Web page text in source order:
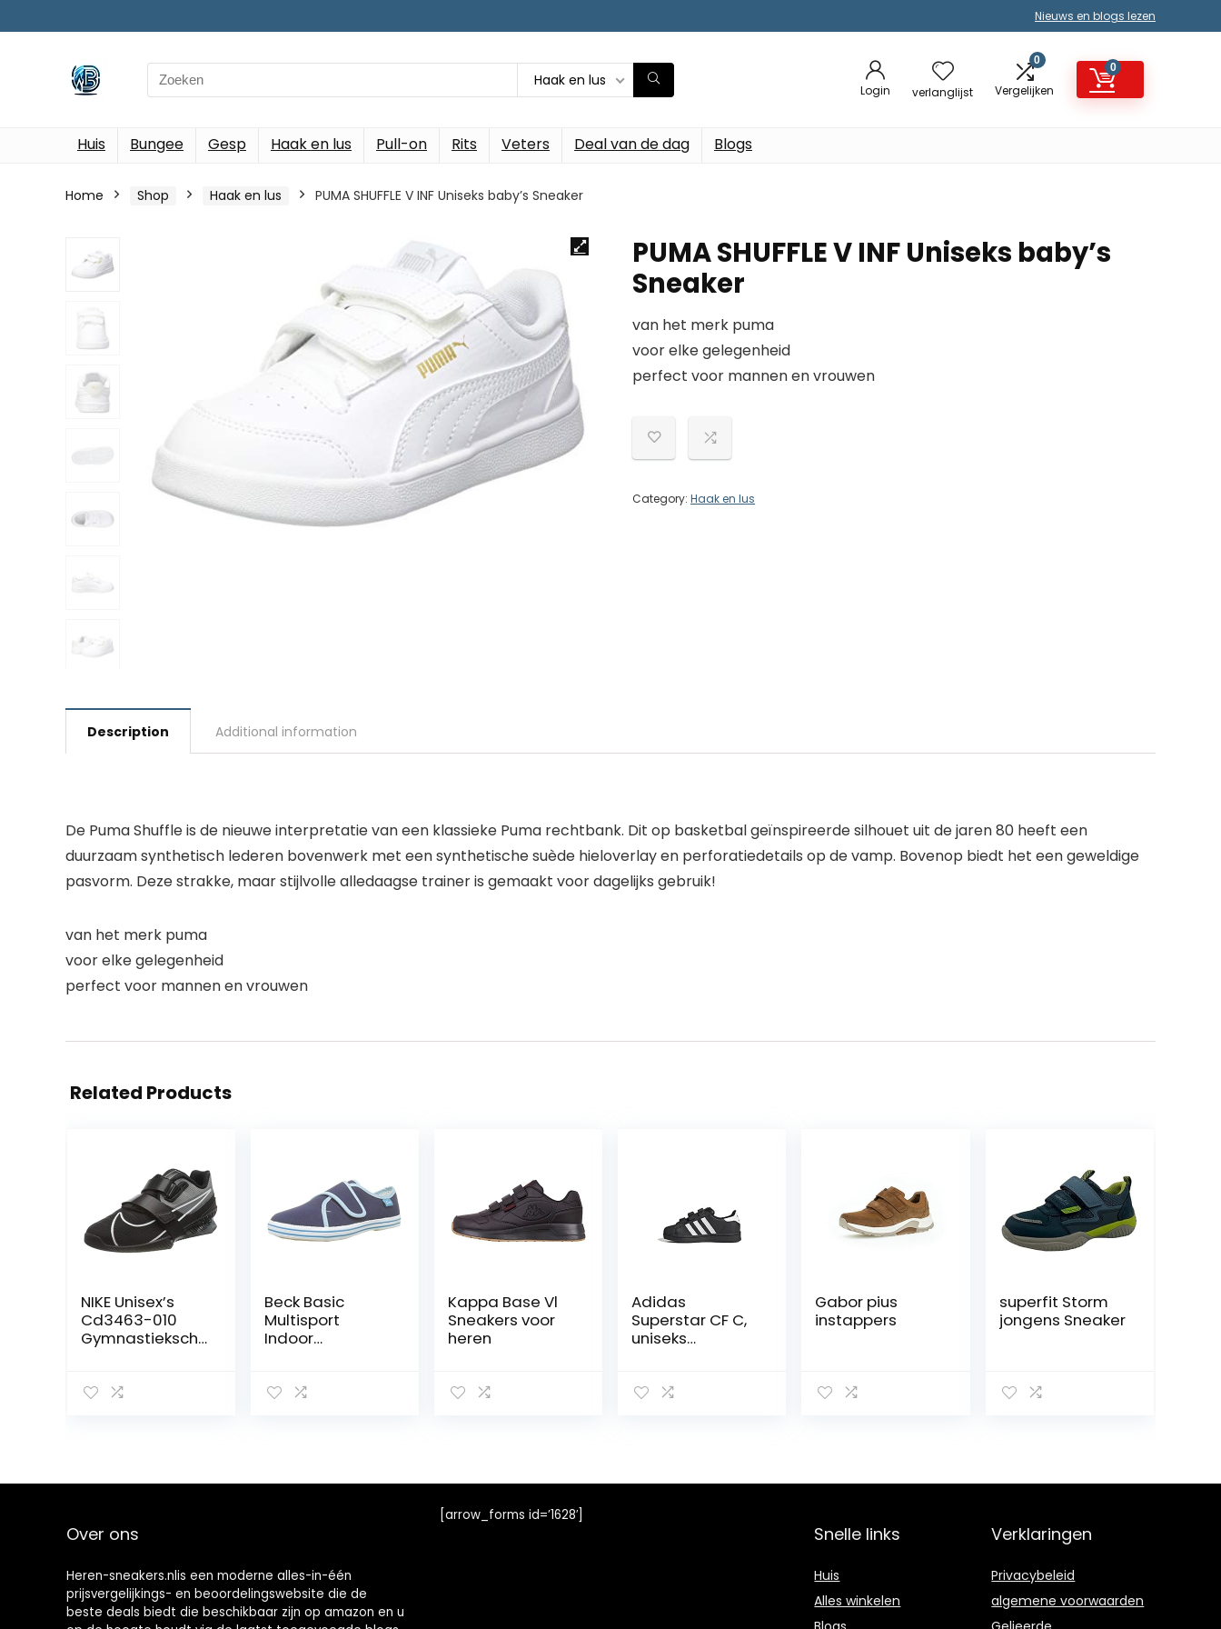
Nieuws en blogs lezen
Search
for:
Haak en lus
Login verlanglijst
0
Vergelijken
0
Huis Bungee Gesp Haak en lus Pull-on Rits Veters Deal van de dag Blogs
Home Shop Haak en lus PUMA SHUFFLE V INF Uniseks baby’s Sneaker
PUMA SHUFFLE V INF Uniseks baby’s
Sneaker
van het merk puma
voor elke gelegenheid
perfect voor mannen en vrouwen
Category: Haak en lus
Description Additional information
De Puma Shuffle is de nieuwe interpretatie van een klassieke Puma rechtbank. Dit op basketbal geïnspireerde silhouet uit de jaren 80 heeft een
duurzaam synthetisch lederen bovenwerk met een synthetische suède hieloverlay en perforatiedetails op de vamp. Bovenop biedt het een geweldige
pasvorm. Deze strakke, maar stijlvolle alledaagse trainer is gemaakt voor dagelijks gebruik!
van het merk puma
voor elke gelegenheid
perfect voor mannen en vrouwen
Related Products
NIKE Unisex’s
Cd3463-010
Gymnastiekscho
Beck Basic
Multisport
Indoor
donkerblauw 05,
Kappa Base Vl
Sneakers voor
heren
Adidas
Superstar CF C,
uniseks
jongens
Gabor pius
instappers
superfit Storm
jongens Sneaker
Over ons
Heren-sneakers.nlis een moderne alles-in-één
prijsvergelijkings- en beoordelingswebsite die de
beste deals biedt die beschikbaar zijn op amazon en u
[arrow_forms id=’1628′]
Snelle links
Huis
Alles winkelen
Verklaringen
Privacybeleid
algemene voorwaarden